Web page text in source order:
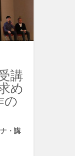
講
め
の
・講